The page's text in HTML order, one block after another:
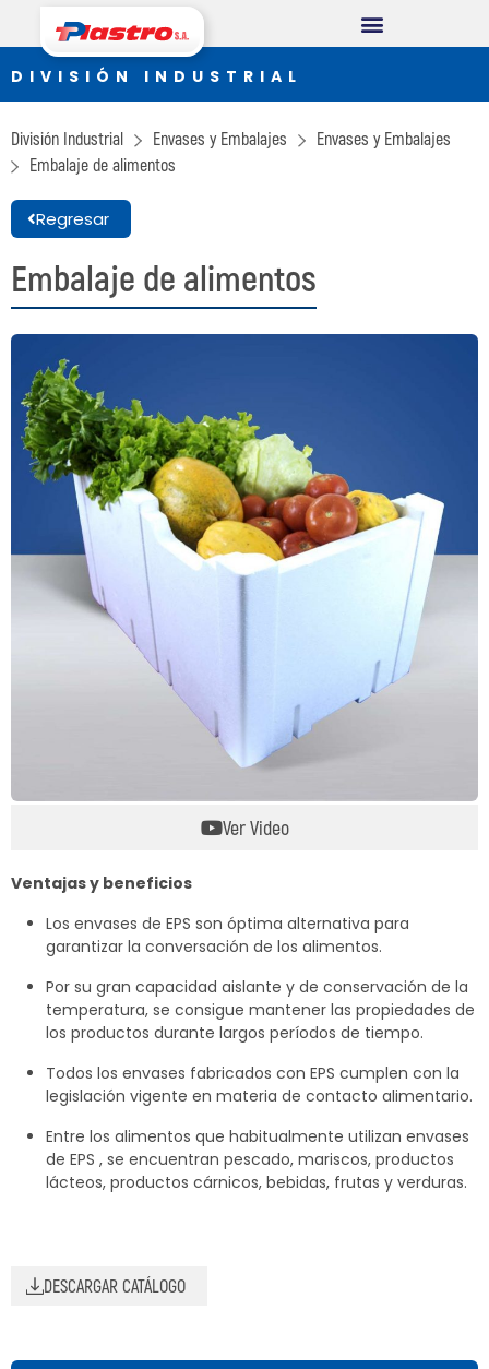
DIVISIÓN CONSUMO
Thermopack
Espumax
DIVISIÓN INDUSTRIAL
Germiplant
DIVISIÓN CONSTRUCCIÓN
Concrethome
Termopanel
Termoblock
Geoblock
Termoformas
DIVISIÓN INDUSTRIAL
División Industrial Envases y Embalajes
Envases y Embalajes
Embalaje de alimentos
Regresar
Embalaje de alimentos
Ver Video
Ventajas y beneficios
Los envases de EPS son óptima alternativa para
garantizar la conversación de los alimentos.
Por su gran capacidad aislante y de conservación de la
temperatura, se consigue mantener las propiedades de
los productos durante largos períodos de tiempo.
Todos los envases fabricados con EPS cumplen con la
legislación vigente en materia de contacto alimentario.
Entre los alimentos que habitualmente utilizan envases
de EPS , se encuentran pescado, mariscos, productos
lácteos, productos cárnicos, bebidas, frutas y verduras.
DESCARGAR CATÁLOGO